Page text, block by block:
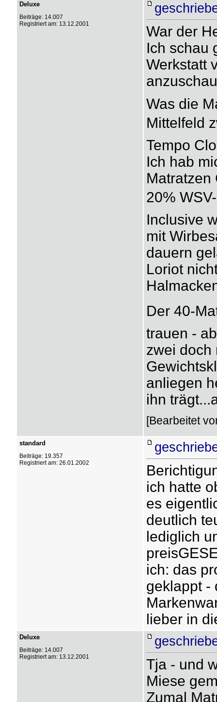
Deluxe
Beiträge: 14.007
Registriert am: 13.12.2001
War der
Ich schau
Werkstatt
Was die
Mittelfeld
Tempo
Ich hab
Matratzen
20%
Inclusive
mit
dauern
Loriot
Der 40-
trauen -
zwei doch
anliegen
ihn
[Bearbeitet
standard
Beiträge: 19.357
Registriert am: 26.01.2002
ich hatte
es
deutlich
lediglich
ich: das
geklappt -
lieber in
Deluxe
Beiträge: 14.007
Registriert am: 13.12.2001
Tja - und
Miese
Zumal